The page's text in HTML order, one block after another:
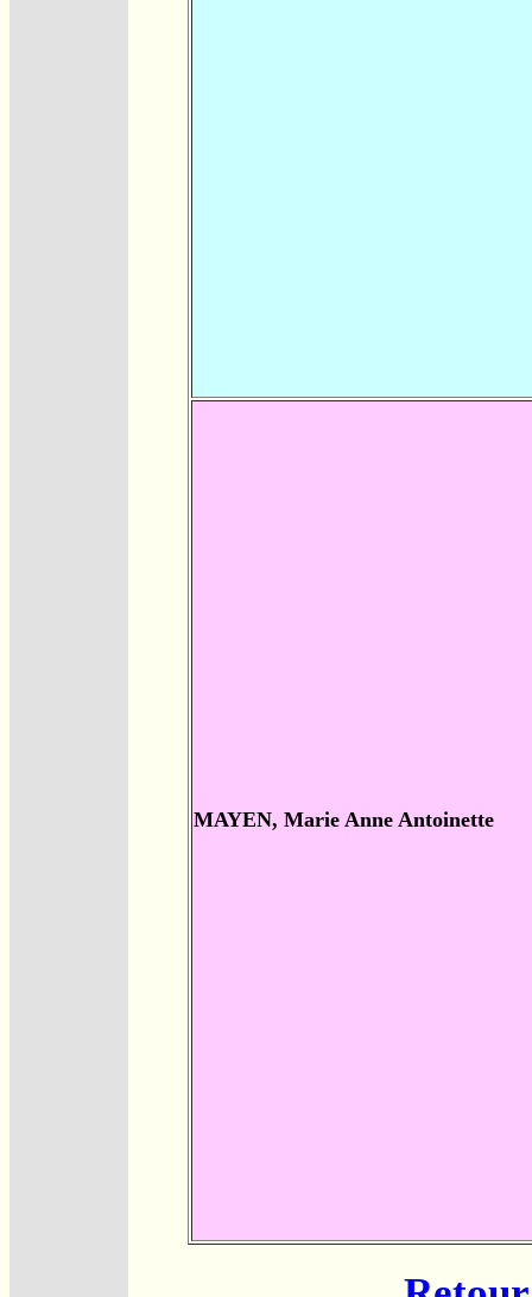
MAYEN, Marie Anne Antoinette